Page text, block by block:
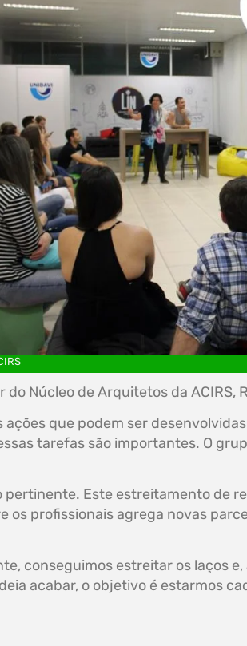
Núcleo de Arquitetos da ACIRS,
que podem ser
tarefas são importantes. O
Este estreitamento de
profissionais agrega novas
conseguimos estreitar os laços
acabar, o objetivo é estarmos